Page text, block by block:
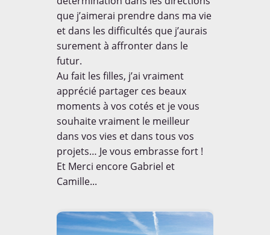
que j’aimerai prendre dans ma vie
et dans les difficultés que j’aurais
surement à affronter dans le
futur.
Au fait les filles, j’ai vraiment
apprécié partager ces beaux
moments à vos cotés et je vous
souhaite vraiment le meilleur
dans vos vies et dans tous vos
projets… Je vous embrasse fort !
Et Merci encore Gabriel et
Camille...